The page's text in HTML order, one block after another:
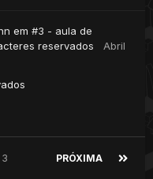
em #3 - aula de
reservados
Abril
PRÓXIMA